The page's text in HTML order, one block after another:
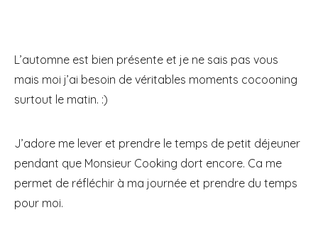
L’automne est bien présente et je ne sais pas vous
mais moi j’ai besoin de véritables moments cocooning
surtout le matin. :)
J’adore me lever et prendre le temps de petit déjeuner
pendant que Monsieur Cooking dort encore. Ca me
permet de réfléchir à ma journée et prendre du temps
pour moi.